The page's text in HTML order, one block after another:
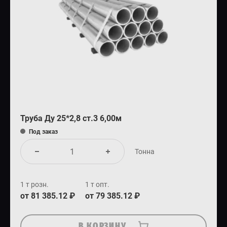
Труба Ду 25*2,8 ст.3 6,00м
Под заказ
Тонна
1 т розн.
от 81 385.12 ₽
1 т опт.
от 79 385.12 ₽